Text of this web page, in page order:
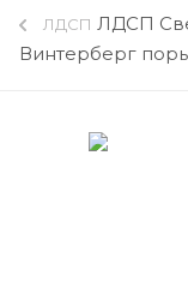
ЛДСП ЛДСП
Винтерберг